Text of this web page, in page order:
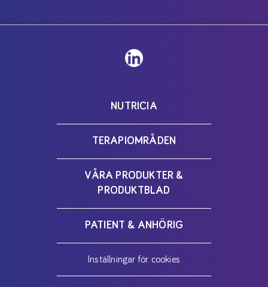
NUTRICIA
TERAPIOMRÅDEN
VÅRA PRODUKTER &
PRODUKTBLAD
PATIENT & ANHÖRIG
Inställningar för cookies